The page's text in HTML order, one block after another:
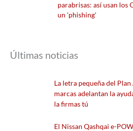
parabrisas: así usan los
un 'phishing'
Últimas noticias
La letra pequeña del
marcas adelantan la
la firmas tú
El Nissan Qashqai e-